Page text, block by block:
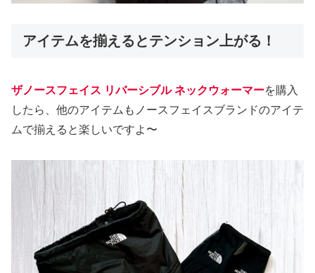
アイテムを揃えるとテンション上がる！
ザノースフェイス リバーシブル ネックウォーマーを購入
したら、他のアイテムもノースフェイスブランドのアイテ
ムで揃えると楽しいですよ〜